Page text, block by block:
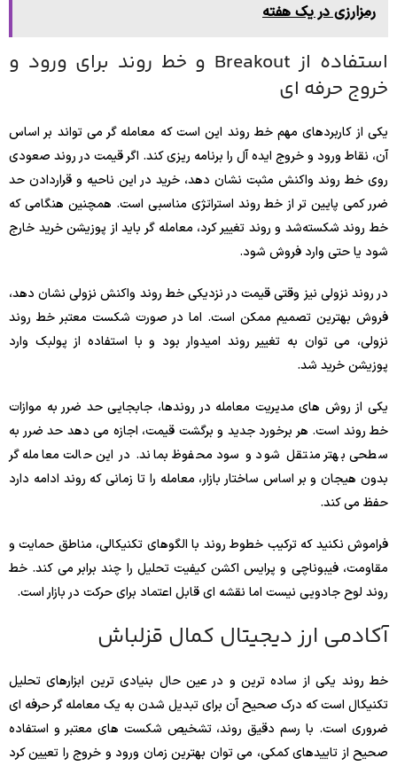
رمزارزی در یک هفته
استفاده از Breakout و خط روند برای ورود و
خروج حرفه ای
یکی از کاربردهای مهم خط روند این است که معامله گر می تواند بر اساس
آن، نقاط ورود و خروج ایده آل را برنامه ریزی کند. اگر قیمت در روند صعودی
روی خط روند واکنش مثبت نشان دهد، خرید در این ناحیه و قرار‌دادن حد
ضرر کمی پایین تر از خط روند استراتژی مناسبی است. همچنین هنگامی که
خط روند شکسته‌شد و روند تغییر کرد، معامله گر باید از پوزیشن خرید خارج
شود یا حتی وارد فروش شود.
در روند نزولی نیز وقتی قیمت در نزدیکی خط روند واکنش نزولی نشان دهد،
فروش بهترین تصمیم ممکن است. اما در صورت شکست معتبر خط روند
نزولی، می توان به تغییر روند امیدوار بود و با استفاده از پولبک وارد
پوزیشن خرید شد.
یکی از روش های مدیریت معامله در روندها، جابجایی حد ضرر به موازات
خط روند است. هر برخورد جدید و برگشت قیمت، اجازه می دهد حد ضرر به
سطحی بهتر منتقل شود و سود محفوظ بماند. در این حالت معامله گر
بدون هیجان و بر اساس ساختار بازار، معامله را تا زمانی که روند ادامه دارد
حفظ می کند.
فراموش نکنید که ترکیب خطوط روند با الگوهای تکنیکالی، مناطق حمایت و
مقاومت، فیبوناچی و پرایس اکشن کیفیت تحلیل را چند برابر می کند. خط
روند لوح جادویی نیست اما نقشه ای قابل اعتماد برای حرکت در بازار است.
آکادمی ارز دیجیتال کمال قزلباش
خط روند یکی از ساده ترین و در عین حال بنیادی ترین ابزارهای تحلیل
تکنیکال است که درک صحیح آن برای تبدیل شدن به یک معامله گر حرفه ای
ضروری است. با رسم دقیق روند، تشخیص شکست های معتبر و استفاده
صحیح از تاییدهای کمکی، می توان بهترین زمان ورود و خروج را تعیین کرد